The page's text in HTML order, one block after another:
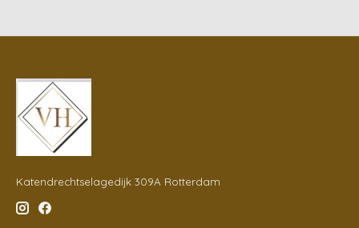
Katendrechtselagedijk 309A Rotterdam